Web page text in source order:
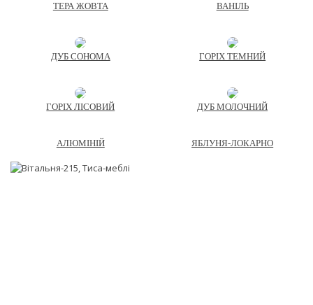
ТЕРА ЖОВТА ВАНІЛЬ
ДУБ СОНОМА ГОРІХ ТЕМНИЙ
ГОРІХ ЛІСОВИЙ ДУБ МОЛОЧНИЙ
АЛЮМІНІЙ ЯБЛУНЯ-ЛОКАРНО